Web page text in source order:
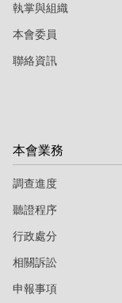
執掌與組織
本會委員
聯絡資訊
本會業務
調查進度
聽證程序
行政處分
相關訴訟
申報事項